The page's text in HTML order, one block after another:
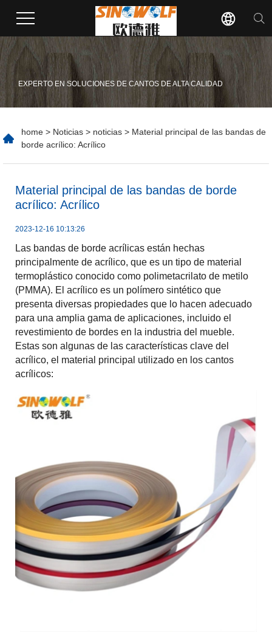
EXPERTO EN SOLUCIONES DE CANTOS DE ALTA CALIDAD
home > Noticias > noticias > Material principal de las bandas de
borde acrílico: Acrílico
​Material principal de las bandas de borde
acrílico: Acrílico
2023-12-16 10:13:26
Las bandas de borde acrílicas están hechas
principalmente de acrílico, que es un tipo de material
termoplástico conocido como polimetacrilato de metilo
(PMMA). El acrílico es un polímero sintético que
presenta diversas propiedades que lo hacen adecuado
para una amplia gama de aplicaciones, incluido el
revestimiento de bordes en la industria del mueble.
Estas son algunas de las características clave del
acrílico, el material principal utilizado en los cantos
acrílicos: